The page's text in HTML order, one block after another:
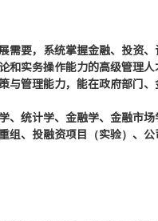
要，系统掌握金融、投资
实务操作能力的高级管理
管理能力，能在政府部门
、统计学、金融学、金融市
、投融资项目（实验）、